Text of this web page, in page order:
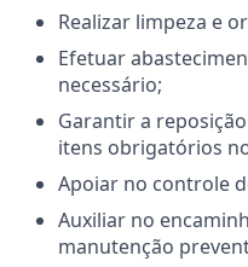
Realizar limpeza e
Efetuar
necessário;
Garantir a
itens obrigatórios
Apoiar no controle
Auxiliar no
manutenção